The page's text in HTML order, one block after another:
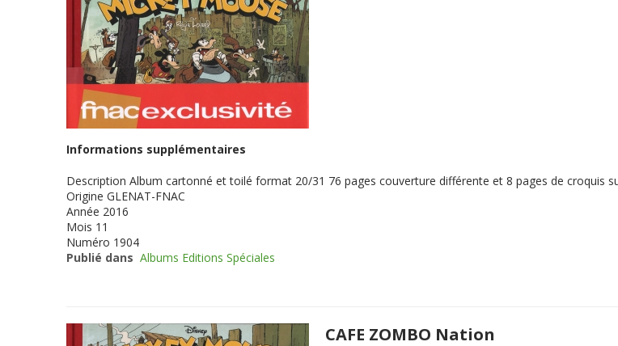
Informations supplémentaires
Description Album cartonné et toilé format 20/31 76 pages couverture différente et 8 pages de croquis
Origine GLENAT-FNAC
Année 2016
Mois 11
Numéro 1904
Publié dans Albums Editions Spéciales
CAFE ZOMBO Nation